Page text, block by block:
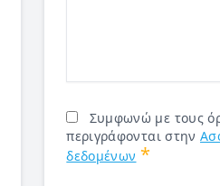
Συμφωνώ με τους
περιγράφονται στην
δεδομένων *